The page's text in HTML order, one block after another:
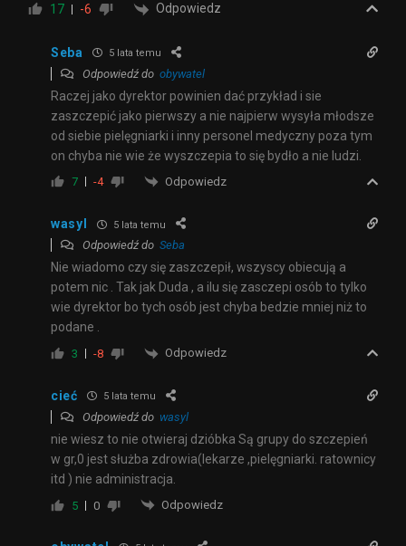
17 -6 Odpowiedz
Seba 5 lata temu
Odpowiedź do obywatel
Raczej jako dyrektor powinien dać przykład i sie
zaszczepić jako pierwszy a nie najpierw wysyła młodsze
od siebie pielęgniarki i inny personel medyczny poza tym
on chyba nie wie że wyszczepia to się bydło a nie ludzi.
7 -4 Odpowiedz
wasyl 5 lata temu
Odpowiedź do Seba
Nie wiadomo czy się zaszczepił, wszyscy obiecują a
potem nic . Tak jak Duda , a ilu się zasczepi osób to tylko
wie dyrektor bo tych osób jest chyba bedzie mniej niż to
podane .
3 -8 Odpowiedz
cieć 5 lata temu
Odpowiedź do wasyl
nie wiesz to nie otwieraj dzióbka Są grupy do szczepień
w gr,0 jest służba zdrowia(lekarze ,pielęgniarki. ratownicy
itd ) nie administracja.
5 0 Odpowiedz